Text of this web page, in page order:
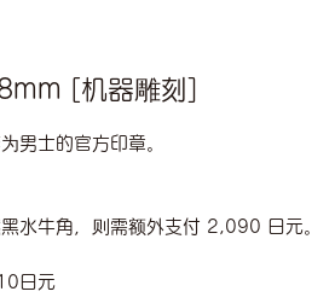
[机器雕刻]
男士的官方印章。
水牛角，则需额外支付 2,090 日元。
日元